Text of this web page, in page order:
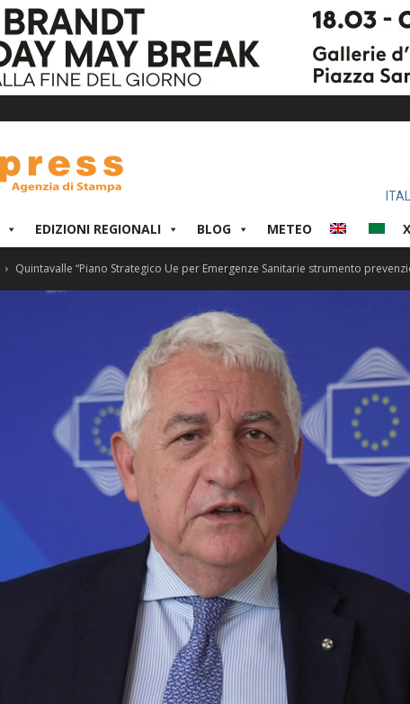
EDIZIONI REGIONALI BLOG METEO
Quintavalle “Piano Strategico Ue per Emergenze Sanitarie strumento